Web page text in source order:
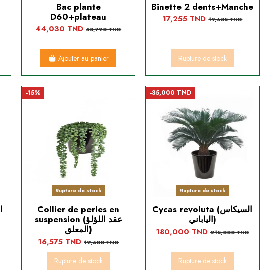
Bac plante
D60+plateau
44,030 TND48,790 TND
Ajouter au panier
Binette 2 dents+Manche
17,255 TND19,635 TND
Rupture de stock
-15%
Rupture de stock
Collier de perles en
suspension (عقد اللؤلؤ
المعلق)
16,575 TND19,500 TND
Rupture de stock
-35,000 TND
Rupture de stock
Cycas revoluta (السيكاس
الياباني)
180,000 TND215,000 TND
Rupture de stock